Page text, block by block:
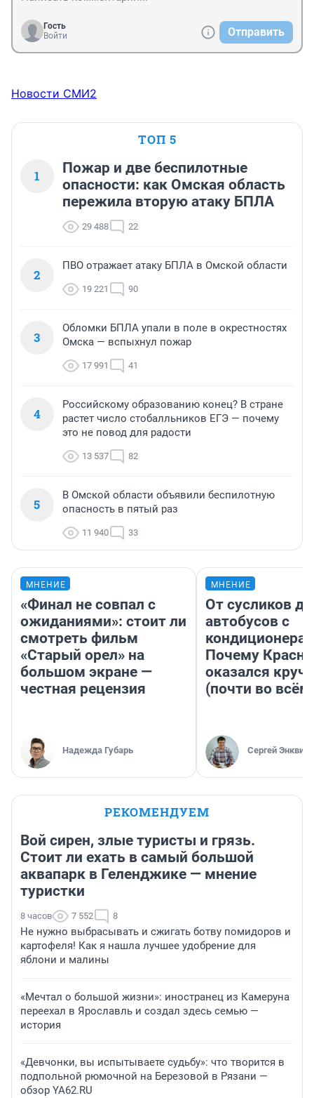
Гость
Войти
Отправить
Новости СМИ2
ТОП 5
1
Пожар и две беспилотные
опасности: как Омская область
пережила вторую атаку БПЛА
29 488 22
2
ПВО отражает атаку БПЛА в Омской области
19 221 90
3
Обломки БПЛА упали в поле в окрестностях
Омска — вспыхнул пожар
17 991 41
4
Российскому образованию конец? В стране
растет число стобалльников ЕГЭ — почему
это не повод для радости
13 537 82
5
В Омской области объявили беспилотную
опасность в пятый раз
11 940 33
МНЕНИЕ
«Финал не совпал с
ожиданиями»: стоит ли
смотреть фильм
«Старый орел» на
большом экране —
честная рецензия
Надежда Губарь
МНЕНИЕ
От сусликов до
автобусов с
Почему
оказался
(почти во
Сергей Энквист
РЕКОМЕНДУЕМ
Вой сирен, злые туристы и грязь.
Стоит ли ехать в самый большой
аквапарк в Геленджике — мнение
туристки
8 часов 7 552 8
Не нужно выбрасывать и сжигать ботву помидоров и
картофеля! Как я нашла лучшее удобрение для
яблони и малины
«Мечтал о большой жизни»: иностранец из Камеруна
переехал в Ярославль и создал здесь семью —
история
«Девчонки, вы испытываете судьбу»: что творится в
подпольной рюмочной на Березовой в Рязани —
обзор YA62.RU